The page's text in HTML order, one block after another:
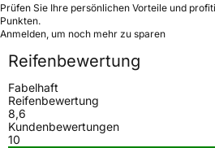
Prüfen Sie Ihre persönlichen Vorteile und
Punkten.
Anmelden, um noch mehr zu sparen
Reifenbewertung
Fabelhaft
Reifenbewertung
8,6
Kundenbewertungen
10